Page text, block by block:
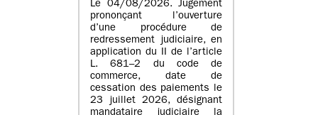
Le 04/08/2026. Jugement
prononçant l’ouverture
d’une procédure de
redressement judiciaire, en
application du II de l’article
L. 681–2 du code de
commerce, date de
cessation des paiements le
23 juillet 2026, désignant